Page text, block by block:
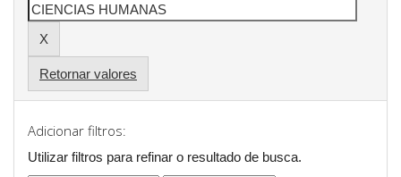
Retornar valores
Adicionar filtros:
Utilizar filtros para refinar o resultado de busca.